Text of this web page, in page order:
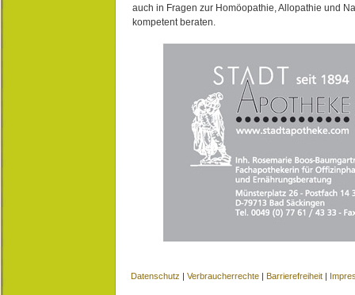
auch in Fragen zur Homöopathie, Allopathie und
kompetent beraten.
Datenschutz | Verbraucherrechte | Barrierefreiheit |